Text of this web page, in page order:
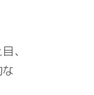
、